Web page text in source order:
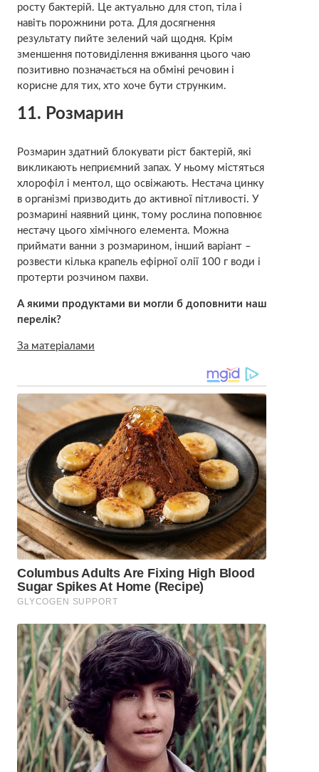
росту бактерій. Це актуально для стоп, тіла і
навіть порожнини рота. Для досягнення
результату пийте зелений чай щодня. Крім
зменшення потовиділення вживання цього чаю
позитивно позначається на обміні речовин і
корисне для тих, хто хоче бути струнким.
11. Розмарин
Розмарин здатний блокувати ріст бактерій, які
викликають неприємний запах. У ньому містяться
хлорофіл і ментол, що освіжають. Нестача цинку
в організмі призводить до активної пітливості. У
розмарині наявний цинк, тому рослина поповнює
нестачу цього хімічного елемента. Можна
приймати ванни з розмарином, інший варіант –
розвести кілька крапель ефірної олії 100 г води і
протерти розчином пахви.
А якими продуктами ви могли б доповнити наш
перелік?
За матеріалами